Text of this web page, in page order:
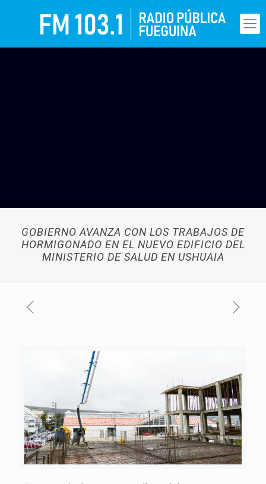
GOBIERNO AVANZA CON LOS TRABAJOS DE
HORMIGONADO EN EL NUEVO EDIFICIO DEL
MINISTERIO DE SALUD EN USHUAIA